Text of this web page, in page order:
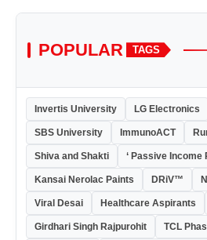
POPULAR TAGS
Invertis University LG Electronics
SBS University ImmunoACT
Shiva and Shakti ‘ Passive Income
Kansai Nerolac Paints DRiV™
Viral Desai Healthcare Aspirants
Girdhari Singh Rajpurohit TCL